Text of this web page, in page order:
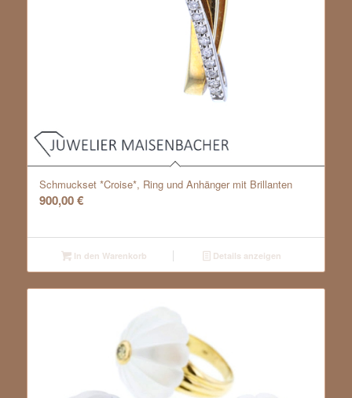
Schmuckset *Croise*, Ring und Anhänger mit Brillanten
900,00€
In den Warenkorb Details anzeigen